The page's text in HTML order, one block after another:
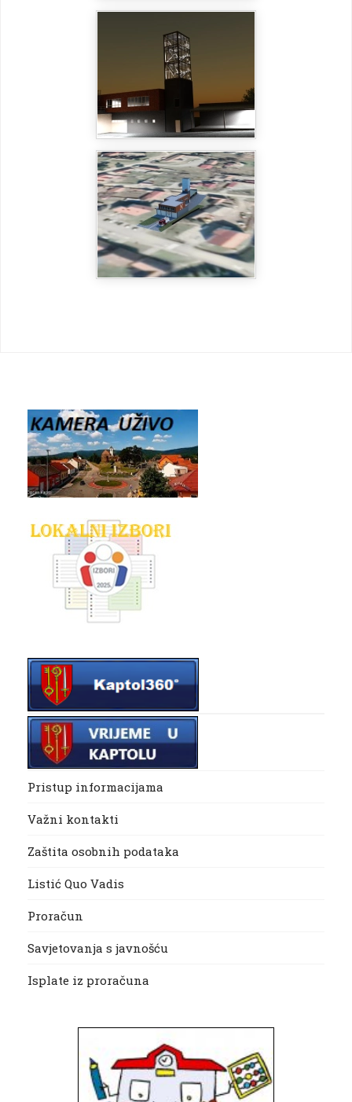
Pristup informacijama
Važni kontakti
Zaštita osobnih podataka
Listić Quo Vadis
Proračun
Savjetovanja s javnošću
Isplate iz proračuna